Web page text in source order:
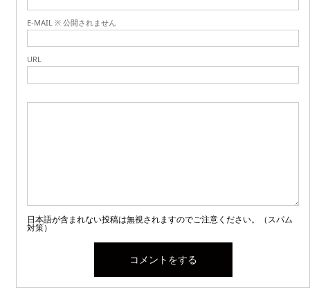
E-MAIL ※ 公開されません
URL
日本語が含まれない投稿は無視されますのでご注意ください。（スパム
対策）